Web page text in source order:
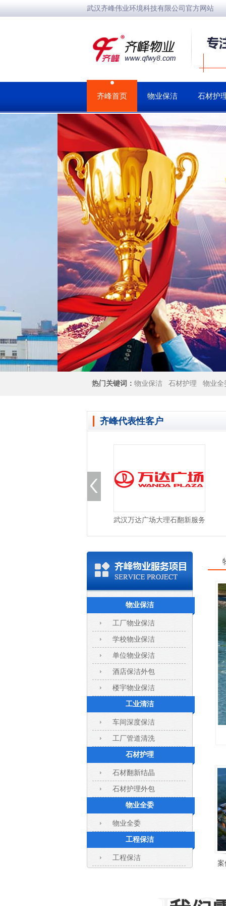
武汉齐峰伟业环境科技有限公司官方网站
齐峰首页 物业保洁 石材护
热门关键词： 物业保洁 石材护理 物业全
齐峰代表性客户
武汉万达广场大理石翻新服务 武汉国电青山
物业保洁
工厂物业保洁
学校物业保洁
单位物业保洁
酒店保洁外包
楼宇物业保洁
工业清洁
车间深度保洁
工厂管道清洗
石材护理
石材翻新结晶
石材护理外包
物业全委
物业全委
工程保洁
工程保洁